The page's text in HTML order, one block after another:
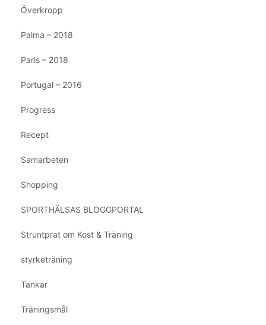
Överkropp
Palma – 2018
Paris – 2018
Portugal – 2016
Progress
Recept
Samarbeten
Shopping
SPORTHÄLSAS BLOGGPORTAL
Struntprat om Kost & Träning
styrketräning
Tankar
Träningsmål